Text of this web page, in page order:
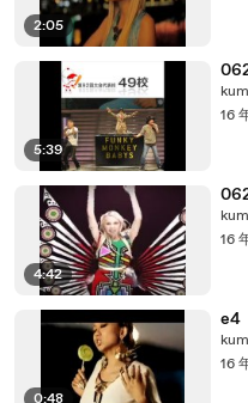
2:05
5:39
16
4:42
16
e4
16